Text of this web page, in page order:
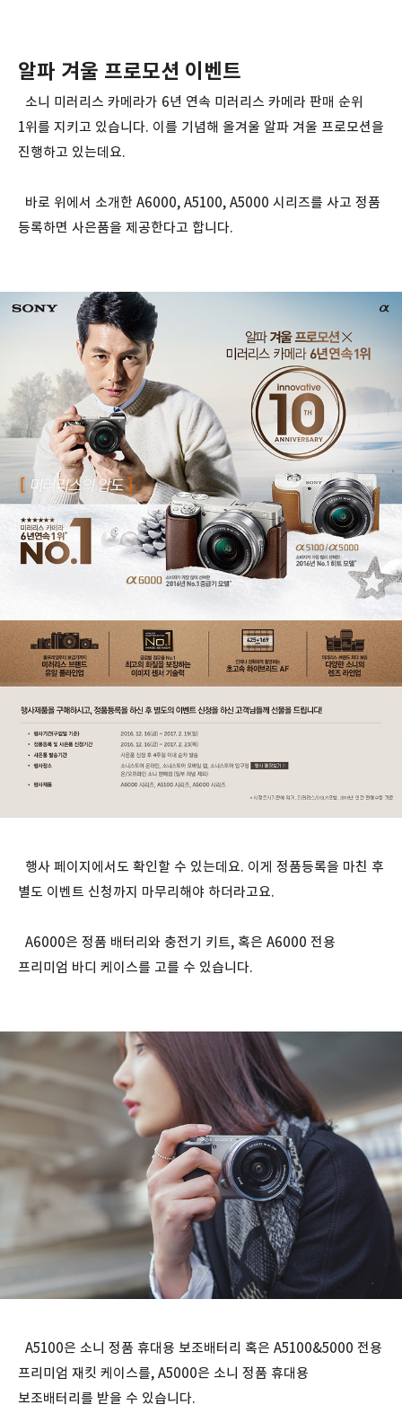
알파 겨울 프로모션 이벤트
소니 미러리스 카메라가 6년 연속 미러리스 카메라 판매 순위
1위를 지키고 있습니다. 이를 기념해 올겨울 알파 겨울 프로모션을
진행하고 있는데요.
바로 위에서 소개한 A6000, A5100, A5000 시리즈를 사고 정품
등록하면 사은품을 제공한다고 합니다.
행사 페이지에서도 확인할 수 있는데요. 이게 정품등록을 마친 후
별도 이벤트 신청까지 마무리해야 하더라고요.
A6000은 정품 배터리와 충전기 키트, 혹은 A6000 전용
프리미엄 바디 케이스를 고를 수 있습니다.
A5100은 소니 정품 휴대용 보조배터리 혹은 A5100&5000 전용
프리미엄 재킷 케이스를, A5000은 소니 정품 휴대용
보조배터리를 받을 수 있습니다.